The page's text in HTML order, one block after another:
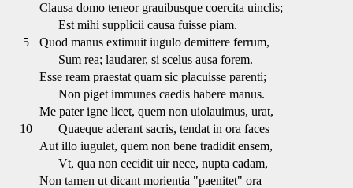
Clausa domo teneor grauibusque coercita uinclis;
Est mihi supplicii causa fuisse piam.
5
Quod manus extimuit iugulo demittere ferrum,
Sum rea; laudarer, si scelus ausa forem.
Esse ream praestat quam sic placuisse parenti;
Non piget immunes caedis habere manus.
Me pater igne licet, quem non uiolauimus, urat,
10
Quaeque aderant sacris, tendat in ora faces
Aut illo iugulet, quem non bene tradidit ensem,
Vt, qua non cecidit uir nece, nupta cadam,
Non tamen ut dicant morientia "paenitet" ora